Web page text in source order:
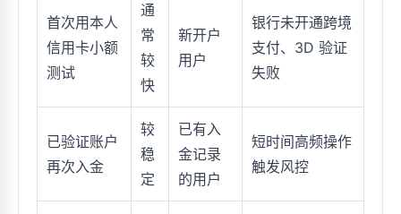
首次用本人
信用卡小额
测试
通
常
较
快
新开户
用户
银行未开通跨境
支付、3D 验证
失败
已验证账户
再次入金
较
稳
定
已有入
金记录
的用户
短时间高频操作
触发风控